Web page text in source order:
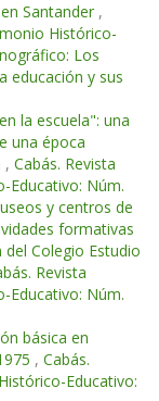
Santander ,
Histórico-
Los
educación y sus
la escuela": una
una época
, Cabás. Revista
Educativo: Núm.
y centros de
formativas
del Colegio Estudio
Revista
Educativo: Núm.
básica en
, Cabás.
Educativo: